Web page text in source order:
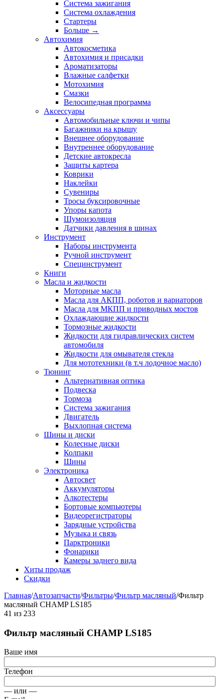
Система зажигания
Система охлаждения
Стартеры
Больше →
Автохимия
Автокосметика
Автохимия и присадки
Ароматизаторы
Влажные салфетки
Мотохимия
Смазки
Велосипедная программа
Аксессуары
Автомобильные ключи и чипы
Багажники на крышу
Внешнее оборудование
Внутреннее оборудование
Детские автокресла
Защиты картера
Коврики
Наклейки
Сувениры
Тросы буксировочные
Упоры капота
Шумоизоляция
Датчики давления в шинах
Инструмент
Наборы инструмента
Ручной инструмент
Специнструмент
Книги
Масла и жидкости
Моторные масла
Масла для АКПП, роботов и вариаторов
Масла для МКПП и приводных мостов
Охлаждающие жидкости
Тормозные жидкости
Жидкости для гидравлических систем
автомобиля
Жидкости для омывателя стекла
Для мототехники (в т.ч лодочное масло)
Тюнинг
Альтернативная оптика
Подвеска
Тормоза
Система зажигания
Двигатель
Выхлопная система
Шины и диски
Колесные диски
Колпаки
Шины
Электроника
Автосвет
Аккумуляторы
Алкотестеры
Бортовые компьютеры
Видеорегистраторы
Зарядные устройства
Музыка и связь
Парктроники
Фонарики
Камеры заднего вида
Хиты продаж
Скидки
Главная/Автозапчасти/Фильтры/Фильтр масляный/Фильтр
масляный CHAMP LS185
41 из 233
Фильтр масляный CHAMP LS185
Ваше имя
Телефон
— или —